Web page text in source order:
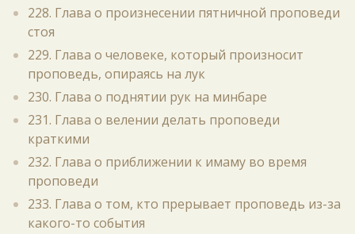
228. Глава о произнесении пятничной проповеди
стоя
229. Глава о человеке, который произносит
проповедь, опираясь на лук
230. Глава о поднятии рук на минбаре
231. Глава о велении делать проповеди
краткими
232. Глава о приближении к имаму во время
проповеди
233. Глава о том, кто прерывает проповедь из-за
какого-то события